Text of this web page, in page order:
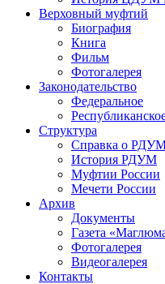
Верховный муфтий
Биография
Книга
Фильм
Фотогалерея
Законодательство
Федеральное
Структура
Справка о
История РДУМ
Муфтии России
Мечети России
Архив
Документы
Газета
Фотогалерея
Видеогалерея
Контакты